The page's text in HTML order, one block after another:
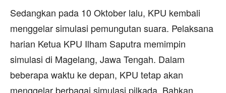
Sedangkan pada 10 Oktober lalu, KPU kembali
menggelar simulasi pemungutan suara. Pelaksana
harian Ketua KPU Ilham Saputra memimpin
simulasi di Magelang, Jawa Tengah. Dalam
beberapa waktu ke depan, KPU tetap akan
menggelar berbagai simulasi pilkada. Bahkan